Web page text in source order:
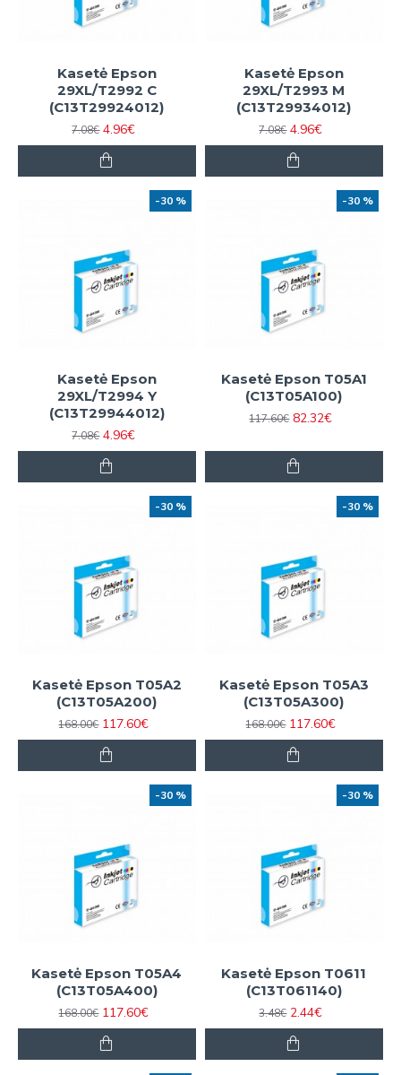
Kasetė Epson
29XL/T2992 C
(C13T29924012)
7.08€ 4.96€
Kasetė Epson
29XL/T2993 M
(C13T29934012)
7.08€ 4.96€
-30 %
Kasetė Epson
29XL/T2994 Y
(C13T29944012)
7.08€ 4.96€
-30 %
Kasetė Epson T05A1
(C13T05A100)
117.60€ 82.32€
-30 %
Kasetė Epson T05A2
(C13T05A200)
168.00€ 117.60€
-30 %
Kasetė Epson T05A3
(C13T05A300)
168.00€ 117.60€
-30 %
Kasetė Epson T05A4
(C13T05A400)
168.00€ 117.60€
-30 %
Kasetė Epson T0611
(C13T061140)
3.48€ 2.44€